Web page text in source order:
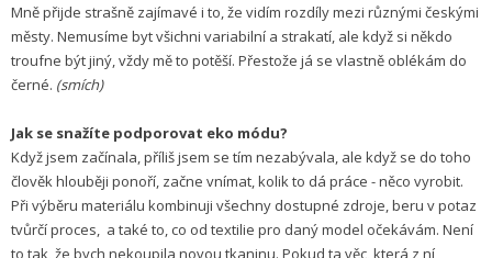
Mně přijde strašně zajímavé i to, že vidím rozdíly mezi různými českými
městy. Nemusíme byt všichni variabilní a strakatí, ale když si někdo
troufne být jiný, vždy mě to potěší. Přestože já se vlastně oblékám do
černé. (smích)
Jak se snažíte podporovat eko módu?
Když jsem začínala, příliš jsem se tím nezabývala, ale když se do toho
člověk hlouběji ponoří, začne vnímat, kolik to dá práce - něco vyrobit.
Při výběru materiálu kombinuji všechny dostupné zdroje, beru v potaz
tvůrčí proces, a také to, co od textilie pro daný model očekávám. Není
to tak, že bych nekoupila novou tkaninu. Pokud ta věc, která z ní